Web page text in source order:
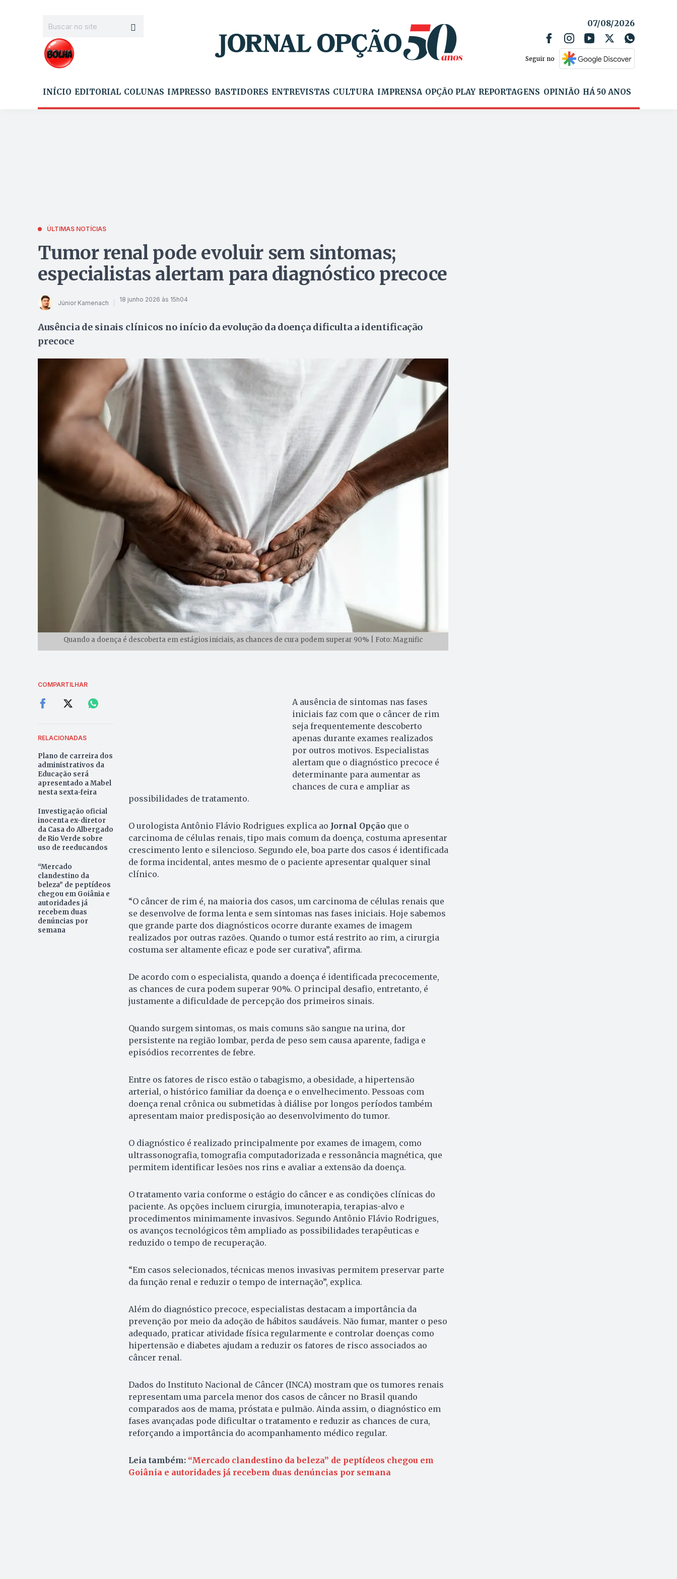
07/08/2026
Seguir no
INÍCIO EDITORIAL COLUNAS IMPRESSO BASTIDORES ENTREVISTAS CULTURA IMPRENSA OPÇÃO PLAY REPORTAGENS OPINIÃO HÁ 50 ANOS
ÚLTIMAS NOTÍCIAS
Tumor renal pode evoluir sem sintomas;
especialistas alertam para diagnóstico precoce
Júnior Kamenach 18 junho 2026 às 15h04
Ausência de sinais clínicos no início da evolução da doença dificulta a identificação
precoce
Quando a doença é descoberta em estágios iniciais, as chances de cura podem superar 90% | Foto: Magnific
COMPARTILHAR
RELACIONADAS
Plano de carreira dos
administrativos da
Educação será
apresentado a Mabel
nesta sexta-feira
Investigação oficial
inocenta ex-diretor
da Casa do Albergado
de Rio Verde sobre
uso de reeducandos
“Mercado
clandestino da
beleza" de peptídeos
chegou em Goiânia e
autoridades já
recebem duas
denúncias por
semana
A ausência de sintomas nas fases
iniciais faz com que o câncer de rim
seja frequentemente descoberto
apenas durante exames realizados
por outros motivos. Especialistas
alertam que o diagnóstico precoce é
determinante para aumentar as
chances de cura e ampliar as
possibilidades de tratamento.
O urologista Antônio Flávio Rodrigues explica ao Jornal Opção que o
carcinoma de células renais, tipo mais comum da doença, costuma apresentar
crescimento lento e silencioso. Segundo ele, boa parte dos casos é identificada
de forma incidental, antes mesmo de o paciente apresentar qualquer sinal
clínico.
“O câncer de rim é, na maioria dos casos, um carcinoma de células renais que
se desenvolve de forma lenta e sem sintomas nas fases iniciais. Hoje sabemos
que grande parte dos diagnósticos ocorre durante exames de imagem
realizados por outras razões. Quando o tumor está restrito ao rim, a cirurgia
costuma ser altamente eficaz e pode ser curativa”, afirma.
De acordo com o especialista, quando a doença é identificada precocemente,
as chances de cura podem superar 90%. O principal desafio, entretanto, é
justamente a dificuldade de percepção dos primeiros sinais.
Quando surgem sintomas, os mais comuns são sangue na urina, dor
persistente na região lombar, perda de peso sem causa aparente, fadiga e
episódios recorrentes de febre.
Entre os fatores de risco estão o tabagismo, a obesidade, a hipertensão
arterial, o histórico familiar da doença e o envelhecimento. Pessoas com
doença renal crônica ou submetidas à diálise por longos períodos também
apresentam maior predisposição ao desenvolvimento do tumor.
O diagnóstico é realizado principalmente por exames de imagem, como
ultrassonografia, tomografia computadorizada e ressonância magnética, que
permitem identificar lesões nos rins e avaliar a extensão da doença.
O tratamento varia conforme o estágio do câncer e as condições clínicas do
paciente. As opções incluem cirurgia, imunoterapia, terapias-alvo e
procedimentos minimamente invasivos. Segundo Antônio Flávio Rodrigues,
os avanços tecnológicos têm ampliado as possibilidades terapêuticas e
reduzido o tempo de recuperação.
“Em casos selecionados, técnicas menos invasivas permitem preservar parte
da função renal e reduzir o tempo de internação”, explica.
Além do diagnóstico precoce, especialistas destacam a importância da
prevenção por meio da adoção de hábitos saudáveis. Não fumar, manter o peso
adequado, praticar atividade física regularmente e controlar doenças como
hipertensão e diabetes ajudam a reduzir os fatores de risco associados ao
câncer renal.
Dados do Instituto Nacional de Câncer (INCA) mostram que os tumores renais
representam uma parcela menor dos casos de câncer no Brasil quando
comparados aos de mama, próstata e pulmão. Ainda assim, o diagnóstico em
fases avançadas pode dificultar o tratamento e reduzir as chances de cura,
reforçando a importância do acompanhamento médico regular.
Leia também: “Mercado clandestino da beleza” de peptídeos chegou em
Goiânia e autoridades já recebem duas denúncias por semana